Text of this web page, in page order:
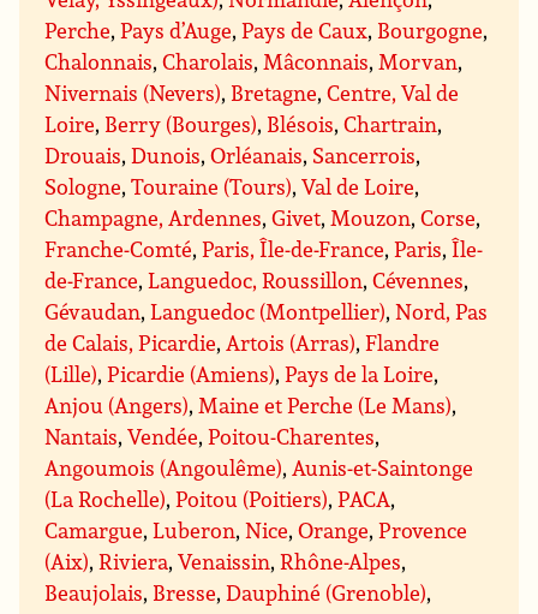
Perche,Pays d’Auge,Pays de Caux, Bourgogne,
Chalonnais,Charolais, Mâconnais, Morvan,
Nivernais (Nevers), Bretagne,Centre, Val de
Loire, Berry (Bourges), Blésois,Chartrain,
Drouais,Dunois,Orléanais, Sancerrois,
Sologne,Touraine (Tours),Val de Loire,
Champagne, Ardennes,Givet, Mouzon,Corse,
Franche-Comté,Paris, Île-de-France,Paris,Île-
de-France,Languedoc, Roussillon,Cévennes,
Gévaudan,Languedoc (Montpellier),Nord, Pas
de Calais, Picardie, Artois (Arras),Flandre
(Lille),Picardie (Amiens),Pays de la Loire,
Anjou (Angers), Maine et Perche (Le Mans),
Nantais,Vendée,Poitou-Charentes,
Angoumois (Angoulême), Aunis-et-Saintonge
(La Rochelle),Poitou (Poitiers),PACA,
Camargue,Luberon,Nice,Orange,Provence
(Aix),Riviera,Venaissin,Rhône-Alpes,
Beaujolais, Bresse,Dauphiné (Grenoble),